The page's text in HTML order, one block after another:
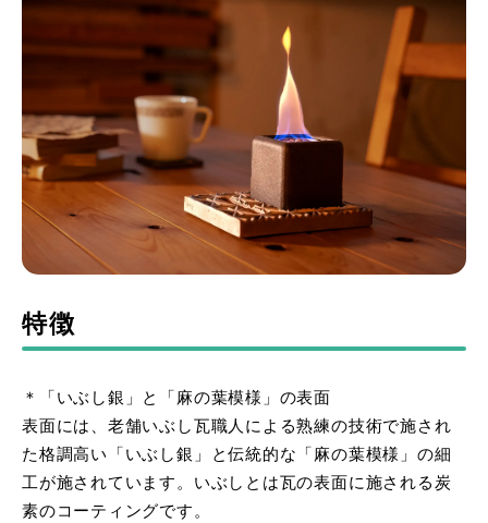
特徴
＊「いぶし銀」と「麻の葉模様」の表面
表面には、老舗いぶし瓦職人による熟練の技術で施され
た格調高い「いぶし銀」と伝統的な「麻の葉模様」の細
工が施されています。いぶしとは瓦の表面に施される炭
素のコーティングです。